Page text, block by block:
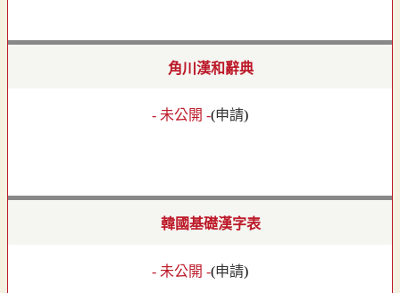
角川漢和辭典
- 未公開 -(申請)
韓國基礎漢字表
- 未公開 -(申請)